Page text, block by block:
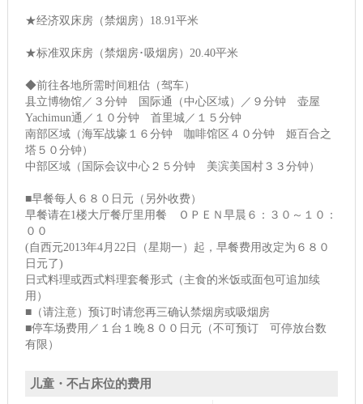
★经济双床房（禁烟房）18.91平米
★标准双床房（禁烟房･吸烟房）20.40平米
◆前往各地所需时间粗估（驾车）
县立博物馆／３分钟 国际通（中心区域）／９分钟 壶屋
Yachimun通／１０分钟 首里城／１５分钟
南部区域（海军战壕１６分钟 咖啡馆区４０分钟 姬百合之
塔５０分钟）
中部区域（国际会议中心２５分钟 美滨美国村３３分钟）
■早餐每人６８０日元（另外收费）
早餐请在1楼大厅餐厅里用餐 ＯＰＥＮ早晨６：３０～１０：
００
(自西元2013年4月22日（星期一）起，早餐费用改定为６８０
日元了)
日式料理或西式料理套餐形式（主食的米饭或面包可追加续
用）
■（请注意）预订时请您再三确认禁烟房或吸烟房
■停车场费用／１台１晚８００日元（不可预订 可停放台数
有限）
儿童・不占床位的费用